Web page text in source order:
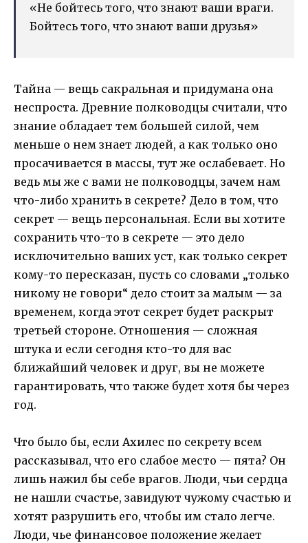
«Не бойтесь того, что знают ваши враги.
Бойтесь того, что знают ваши друзья»
Тайна — вещь сакральная и придумана она
неспроста. Древние полководцы считали, что
знание обладает тем большей силой, чем
меньше о нем знает людей, а как только оно
просачивается в массы, тут же ослабевает. Но
ведь мы же с вами не полководцы, зачем нам
что-либо хранить в секрете? Дело в том, что
секрет — вещь персональная. Если вы хотите
сохранить что-то в секрете — это дело
исключительно ваших уст, как только секрет
кому-то пересказан, пусть со словами „только
никому не говори“ дело стоит за малым — за
временем, когда этот секрет будет раскрыт
третьей стороне. Отношения — сложная
штука и если сегодня кто-то для вас
ближайший человек и друг, вы не можете
гарантировать, что также будет хотя бы через
год.
Что было бы, если Ахилес по секрету всем
рассказывал, что его слабое место — пята? Он
лишь нажил бы себе врагов. Люди, чьи сердца
не нашли счастье, завидуют чужому счастью и
хотят разрушить его, чтобы им стало легче.
Люди, чье финансовое положение желает